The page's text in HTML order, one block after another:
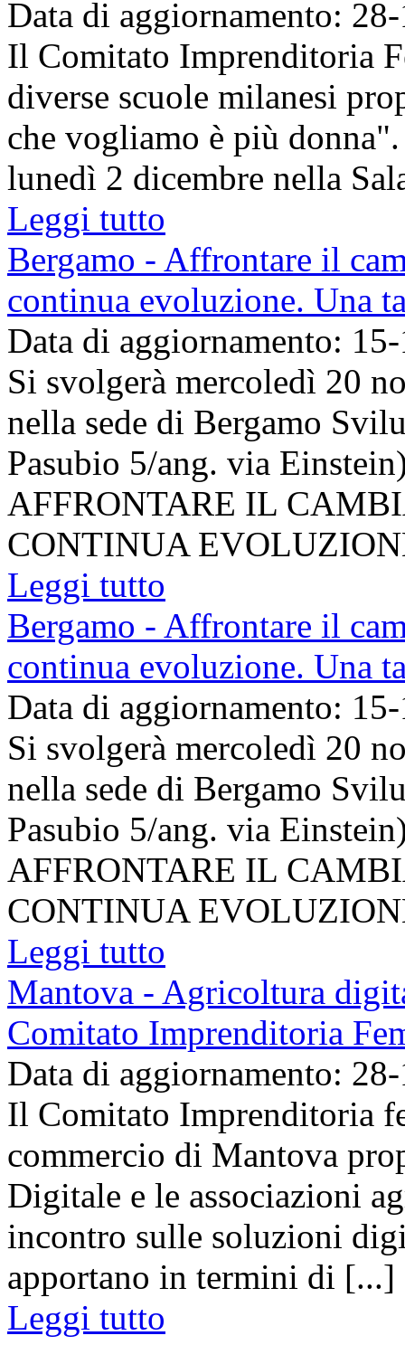
Data di aggiornamento:
Il Comitato Imprenditoria
diverse scuole milanesi
che vogliamo è più
lunedì 2 dicembre nella
Leggi tutto
Bergamo - Affrontare il
continua evoluzione. Una
Data di aggiornamento:
Si svolgerà mercoledì 20
nella sede di Bergamo
Pasubio 5/ang. via
AFFRONTARE IL
CONTINUA
Leggi tutto
Bergamo - Affrontare il
continua evoluzione. Una
Data di aggiornamento:
Si svolgerà mercoledì 20
nella sede di Bergamo
Pasubio 5/ang. via
AFFRONTARE IL
CONTINUA
Leggi tutto
Mantova - Agricoltura
Comitato Imprenditoria
Data di aggiornamento:
Il Comitato Imprenditoria
commercio di Mantova
Digitale e le associazioni
incontro sulle soluzioni
apportano in termini di [...]
Leggi tutto